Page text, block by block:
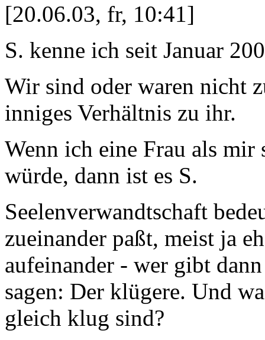
[20.06.03, fr, 10:41]
S. kenne ich seit Januar
Wir sind oder waren nicht
inniges Verhältnis zu ihr.
Wenn ich eine Frau als mir
würde, dann ist es S.
Seelenverwandtschaft
zueinander paßt, meist ja
aufeinander - wer gibt
sagen: Der klügere. Und
gleich klug sind?